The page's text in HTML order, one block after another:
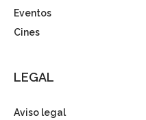
Eventos
Cines
LEGAL
Aviso legal